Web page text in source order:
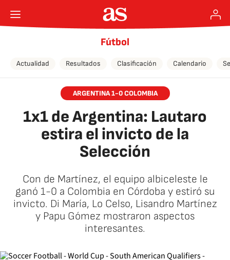
Fútbol
Actualidad Resultados Clasificación Calendario
ARGENTINA 1-0 COLOMBIA
1x1 de Argentina: Lautaro
estira el invicto de la
Selección
Con de Martínez, el equipo albiceleste le
ganó 1-0 a Colombia en Córdoba y estiró su
invicto. Di María, Lo Celso, Lisandro Martínez
y Papu Gómez mostraron aspectos
interesantes.